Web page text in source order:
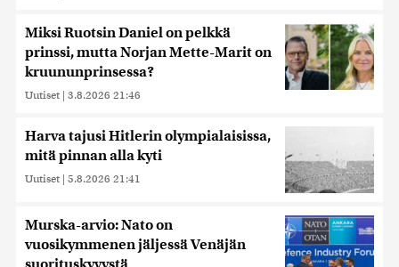
Miksi Ruotsin Daniel on pelkkä
prinssi, mutta Norjan Mette-Marit on
kruununprinsessa?
Uutiset | 3.8.2026 21:46
Harva tajusi Hitlerin olympialaisissa,
mitä pinnan alla kyti
Uutiset | 5.8.2026 21:41
Murska-arvio: Nato on
vuosikymmenen jäljessä Venäjän